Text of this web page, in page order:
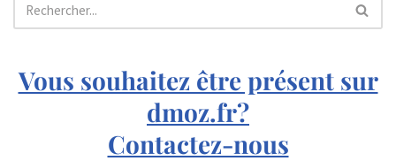
Vous souhaitez être présent sur
dmoz.fr?
Contactez-nous